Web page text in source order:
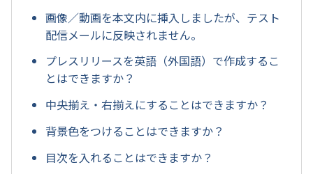
画像／動画を本文内に挿入しましたが、テスト
配信メールに反映されません。
プレスリリースを英語（外国語）で作成するこ
とはできますか？
中央揃え・右揃えにすることはできますか？
背景色をつけることはできますか？
目次を入れることはできますか？